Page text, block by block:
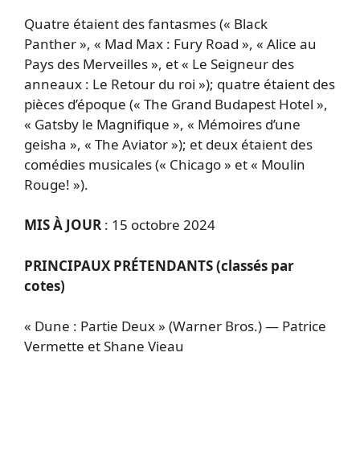
Quatre étaient des fantasmes (« Black
Panther », « Mad Max : Fury Road », « Alice au
Pays des Merveilles », et « Le Seigneur des
anneaux : Le Retour du roi »); quatre étaient des
pièces d’époque (« The Grand Budapest Hotel »,
« Gatsby le Magnifique », « Mémoires d’une
geisha », « The Aviator »); et deux étaient des
comédies musicales (« Chicago » et « Moulin
Rouge! »).
MIS À JOUR : 15 octobre 2024
PRINCIPAUX PRÉTENDANTS (classés par
cotes)
« Dune : Partie Deux » (Warner Bros.) — Patrice
Vermette et Shane Vieau